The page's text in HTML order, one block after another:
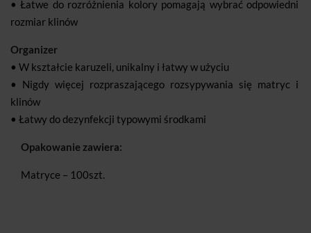
• Łatwe do rozróżnienia kolory pomagają wybrać odpowiedni
rozmiar klinów
Organizer
• W kształcie karuzeli, unikalny i łatwy w użyciu
• Nigdy więcej rozpraszającego rozsypywania się matryc i
klinów
• Łatwy do dezynfekcji typowymi środkami
Opakowanie zawiera:
Matryce – 100szt.